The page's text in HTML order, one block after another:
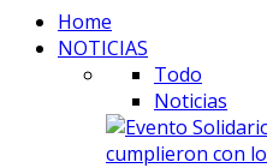
Home
NOTICIAS
Todo
Noticias